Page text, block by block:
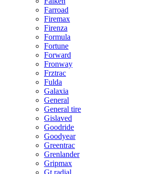
Farroad
Firemax
Firenza
Formula
Fortune
Forward
Fronway
Frztrac
Fulda
Galaxia
General
General tire
Gislaved
Goodride
Goodyear
Greentrac
Grenlander
Gripmax
Gt radial